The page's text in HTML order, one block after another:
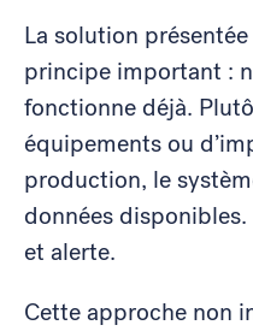
La solution
principe important :
fonctionne déjà.
équipements ou
production, le
données
et alerte.
Cette approche non